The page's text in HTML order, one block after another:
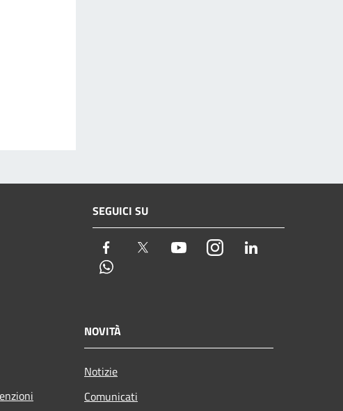
SEGUICI SU
Facebook Twitter YoutubeInstagram
NOVITÀ
Notizie
Comunicati